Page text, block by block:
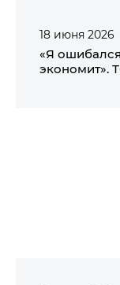
18 июня 2026
«Я
экономит».